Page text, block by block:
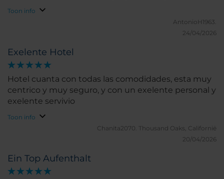
Toon info
AntonioH1963.
24/04/2026
Exelente Hotel
Hotel cuanta con todas las comodidades, esta muy
centrico y muy seguro, y con un exelente personal y
exelente servivio
Toon info
Chanita2070. Thousand Oaks, Californië
20/04/2026
Ein Top Aufenthalt